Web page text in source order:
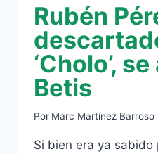
Rubén
‘Cholo’,
Betis
Por Marc Martínez Barroso
Si bien era ya sabido